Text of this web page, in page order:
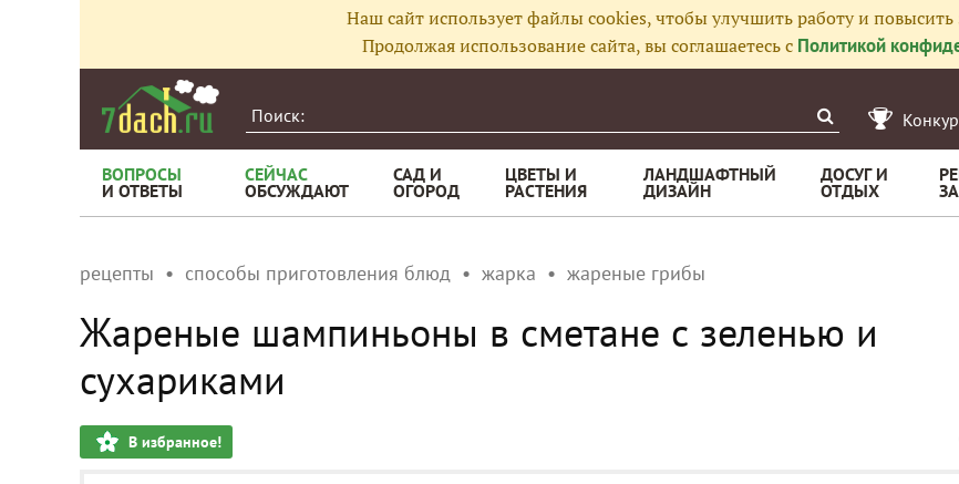
Наш сайт использует файлы cookies, чтобы улучшить работу и повысить
Продолжая использование сайта, вы соглашаетесь с Политикой
ВОПРОСЫ
И ОТВЕТЫ
СЕЙЧАС
ОБСУЖДАЮТ
САД И
ОГОРОД
ЦВЕТЫ И
РАСТЕНИЯ
ЛАНДШАФТНЫЙ
ДИЗАЙН
ДОСУГ И
ОТДЫХ
рецепты способы приготовления блюд жарка жареные грибы
Жареные шампиньоны в сметане с зеленью и
сухариками
В избранное!